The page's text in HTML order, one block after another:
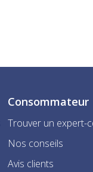
Consommateur
Trouver un expert-
Nos conseils
Avis clients